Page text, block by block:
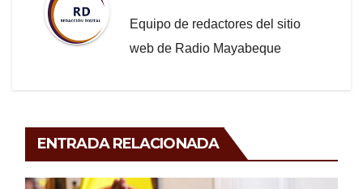
Equipo de redactores del sitio
web de Radio Mayabeque
ENTRADA RELACIONADA